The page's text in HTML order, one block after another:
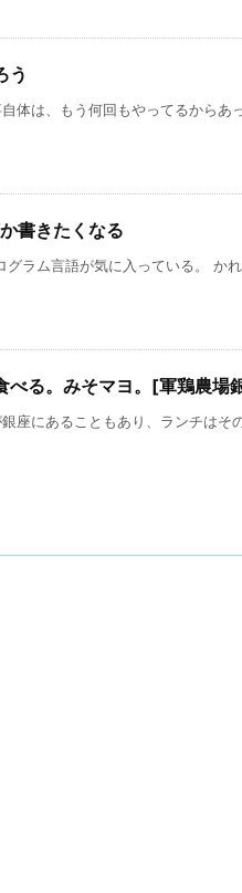
う
体は、もう何回もやってるからあ
書きたくなる
ラム言語が気に入っている。 か
べる。みそマヨ。[軍鶏農場
座にあることもあり、ランチはそ